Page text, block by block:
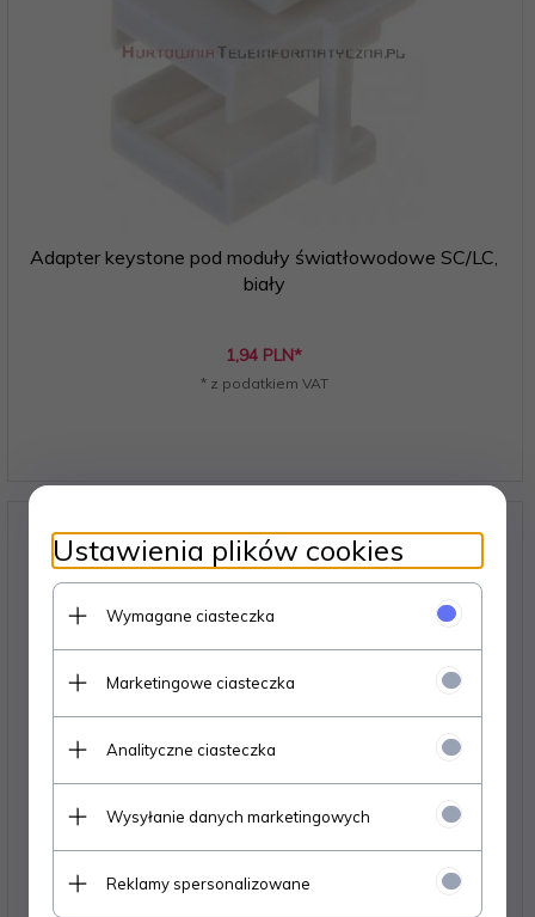
Adapter keystone pod moduły światłowodowe SC/LC,
biały
1,94 PLN*
* z podatkiem VAT
Moduł keystone HDMI (przelotowy), biały
Ustawienia plików cookies
Wymagane ciasteczka
Marketingowe ciasteczka
Analityczne ciasteczka
Wysyłanie danych marketingowych
Reklamy spersonalizowane